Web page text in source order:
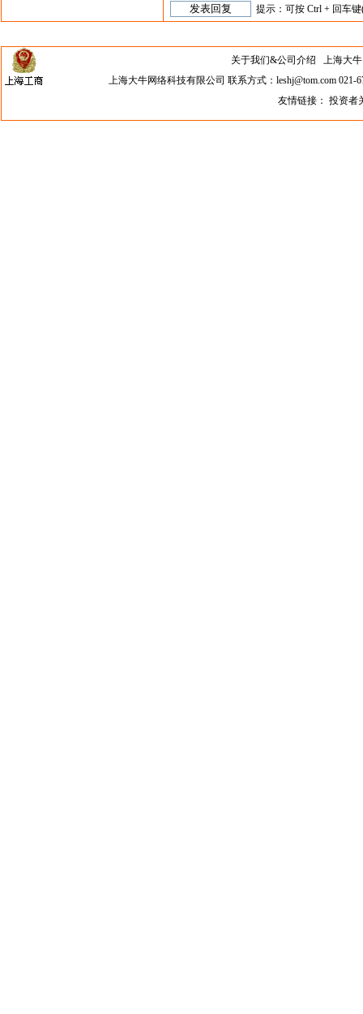
提示：可按 Ctrl + 回车
关于我们&公司介绍 上海大牛
上海大牛网络科技有限公司 联系方式：leshj@tom.com
友情链接：投资者